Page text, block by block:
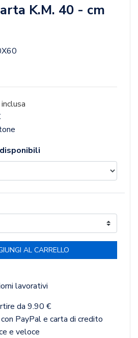
K.M. 40 - cm
AL CARRELLO
lavorativi
da 9.90 €
PayPal e carta di credito
e veloce